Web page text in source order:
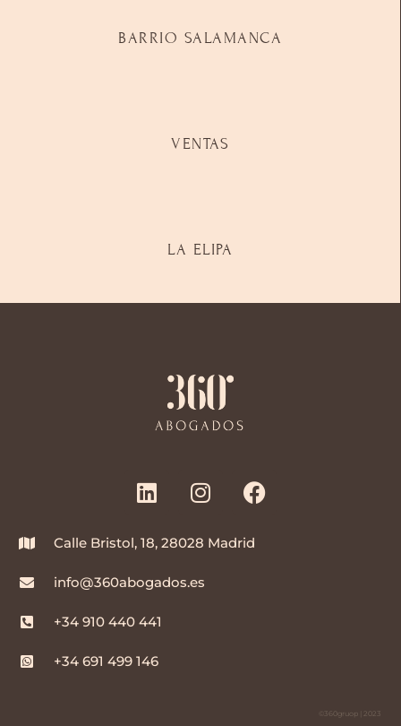
BARRIO SALAMANCA
VENTAS
LA ELIPA
Calle Bristol, 18, 28028 Madrid
info@360abogados.es
+34 910 440 441
+34 691 499 146
©360gruop | 2023